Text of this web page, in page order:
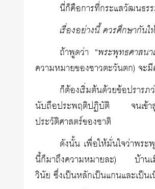
นี่ก็คือการที่กระแสวัฒนธร
เรื่องอย่างนี้ ควรศึกษากัน
ถ้าพูดว่า “พระพุทธศาสน
ความหมายของชาวตะวันตก) จะมี
ก็ต้องเริ่มต้นด้วยข้อปรา
นับถือประพฤติปฏิบัติ จนเข้าสู่
ประวัติศาสตร์ของชาติ
ดังนั้น เพื่อให้มั่นใจว่าพระ
นี้ก็มาถึงความหมายละ) บ้านเมือ
วินัย ซึ่งเป็นหลักเป็นแกนและเป็